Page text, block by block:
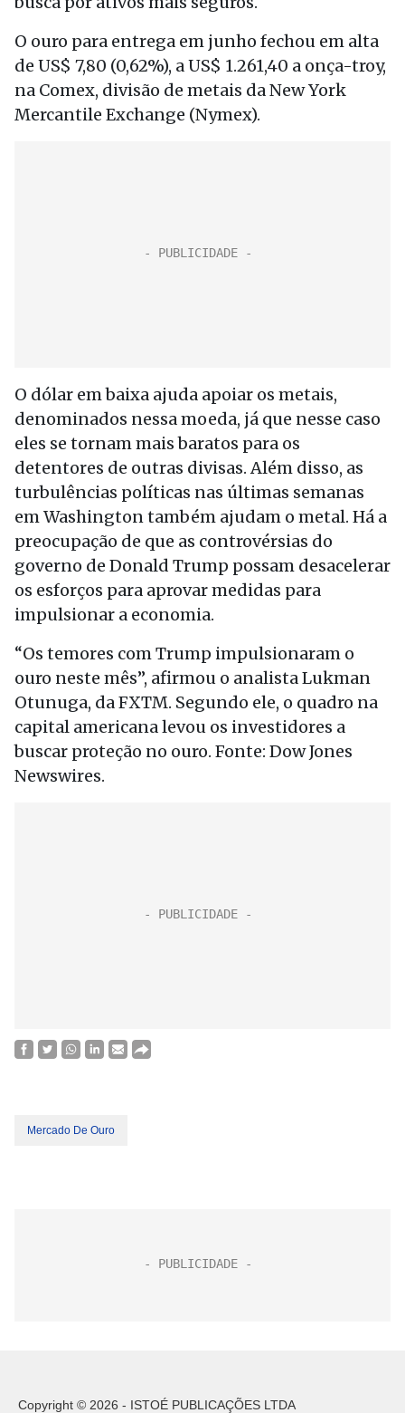
O ouro para entrega em junho fechou em alta
de US$ 7,80 (0,62%), a US$ 1.261,40 a onça-troy,
na Comex, divisão de metais da New York
Mercantile Exchange (Nymex).
O dólar em baixa ajuda apoiar os metais,
denominados nessa moeda, já que nesse caso
eles se tornam mais baratos para os
detentores de outras divisas. Além disso, as
turbulências políticas nas últimas semanas
em Washington também ajudam o metal. Há a
preocupação de que as controvérsias do
governo de Donald Trump possam desacelerar
os esforços para aprovar medidas para
impulsionar a economia.
“Os temores com Trump impulsionaram o
ouro neste mês”, afirmou o analista Lukman
Otunuga, da FXTM. Segundo ele, o quadro na
capital americana levou os investidores a
buscar proteção no ouro. Fonte: Dow Jones
Newswires.
Mercado De Ouro
Copyright © 2026 - ISTOÉ PUBLICAÇÕES LTDA